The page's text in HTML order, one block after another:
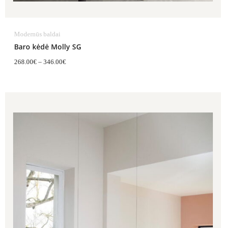
Modernūs baldai
Baro kėdė Molly SG
268.00€ – 346.00€
1,020.00€